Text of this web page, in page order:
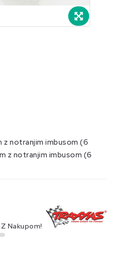
z notranjim imbusom (6
z notranjim imbusom (6
Nakupom!